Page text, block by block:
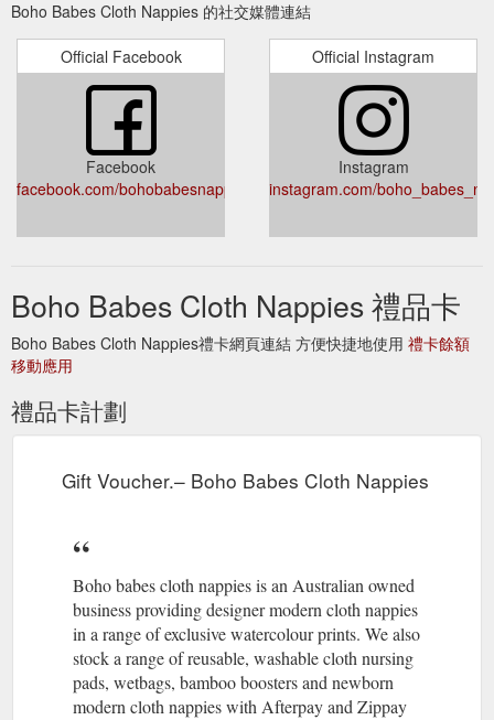
Boho Babes Cloth Nappies 的社交媒體連結
Official Facebook
Facebook
facebook.com/bohobabesnappies
Official Instagram
Instagram
instagram.com/
Boho Babes Cloth Nappies 禮品卡
Boho Babes Cloth Nappies禮卡網頁連結 方便快捷地使用 禮卡餘額
移動應用
禮品卡計劃
Gift Voucher.– Boho Babes Cloth Nappies
Boho babes cloth nappies is an Australian owned
business providing designer modern cloth nappies
in a range of exclusive watercolour prints. We also
stock a range of reusable, washable cloth nursing
pads, wetbags, bamboo boosters and newborn
modern cloth nappies with Afterpay and Zippay